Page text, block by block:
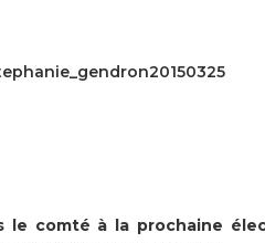
le comté à la prochaine